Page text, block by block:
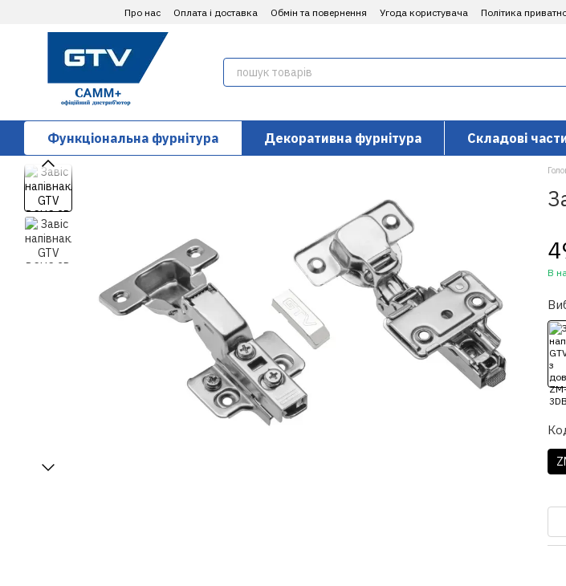
Перейти до основного контенту
Про нас Оплата і доставка Обмін та повернення Угода користувача Політика
Функціональна фурнітура Декоративна фурнітура Складові
В